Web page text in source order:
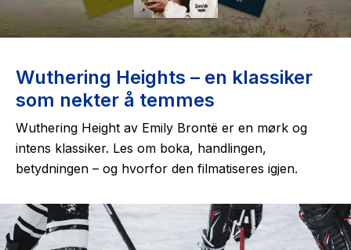
Wuthering Heights – en klassiker
som nekter å temmes
Wuthering Height av Emily Brontë er en mørk og
intens klassiker. Les om boka, handlingen,
betydningen – og hvorfor den filmatiseres igjen.